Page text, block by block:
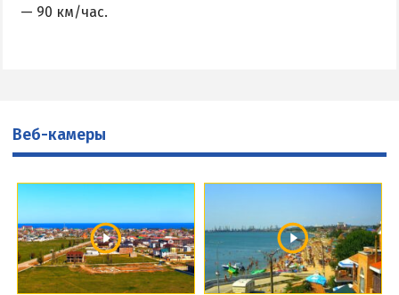
— 90 км/час.
Веб-камеры